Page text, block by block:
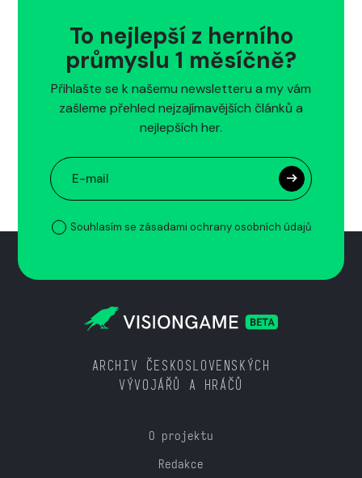
To nejlepší z herního
průmyslu 1 měsíčně?
Přihlašte se k našemu newsletteru a my vám
zašleme přehled nejzajímavějších článků a
nejlepších her.
Souhlasím se zásadami ochrany osobních údajů
ARCHIV ČESKOSLOVENSKÝCH
VÝVOJÁŘŮ A HRÁČŮ
O projektu
Redakce